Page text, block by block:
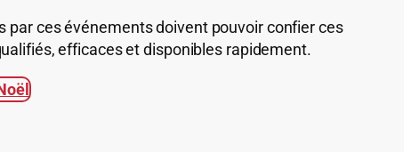
par ces événements doivent pouvoir confier ces
efficaces et disponibles rapidement.